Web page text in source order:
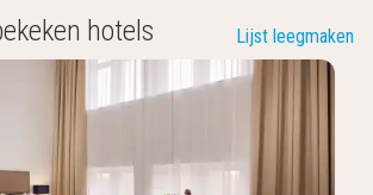
hotels Lijst leegmaken